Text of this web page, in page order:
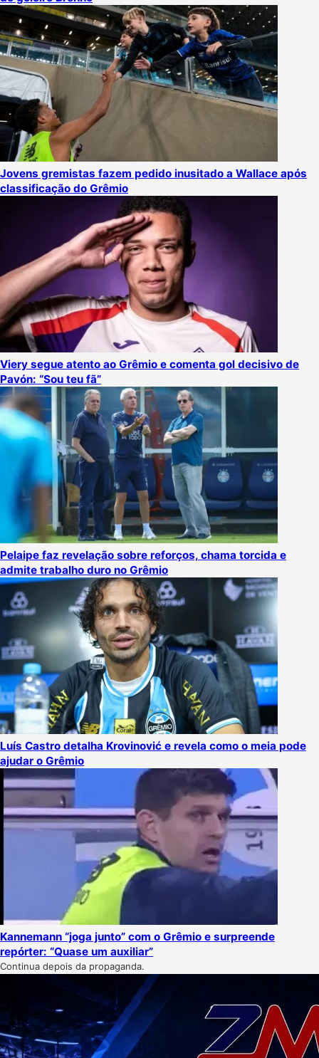
Jovens gremistas fazem pedido inusitado a Wallace após
classificação do Grêmio
Viery segue atento ao Grêmio e comenta gol decisivo de
Pavón: “Sou teu fã”
Pelaipe faz revelação sobre reforços, chama torcida e
admite trabalho duro no Grêmio
Luís Castro detalha Krovinović e revela como o meia pode
ajudar o Grêmio
Kannemann “joga junto” com o Grêmio e surpreende
repórter: “Quase um auxiliar”
Continua depois da propaganda.